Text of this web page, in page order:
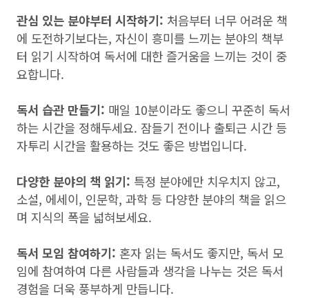
관심 있는 분야부터 시작하기: 처음부터 너무 어려운 책
에 도전하기보다는, 자신이 흥미를 느끼는 분야의 책부
터 읽기 시작하여 독서에 대한 즐거움을 느끼는 것이 중
요합니다.
독서 습관 만들기: 매일 10분이라도 좋으니 꾸준히 독서
하는 시간을 정해두세요. 잠들기 전이나 출퇴근 시간 등
자투리 시간을 활용하는 것도 좋은 방법입니다.
다양한 분야의 책 읽기: 특정 분야에만 치우치지 않고,
소설, 에세이, 인문학, 과학 등 다양한 분야의 책을 읽으
며 지식의 폭을 넓혀보세요.
독서 모임 참여하기: 혼자 읽는 독서도 좋지만, 독서 모
임에 참여하여 다른 사람들과 생각을 나누는 것은 독서
경험을 더욱 풍부하게 만듭니다.